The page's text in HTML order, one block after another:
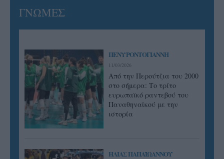
ΓΝΩΜΕΣ
ΠΕΝΥ ΡΟΝΤΟΓΙΑΝΝΗ
11/03/2026
Από την Περούτζια του 2000
στο σήμερα: Tο τρίτο
ευρωπαϊκό ραντεβού του
Παναθηναϊκού με την
ιστορία
ΗΛΙΑΣ ΠΑΠΑΪΩΑΝΝΟΥ